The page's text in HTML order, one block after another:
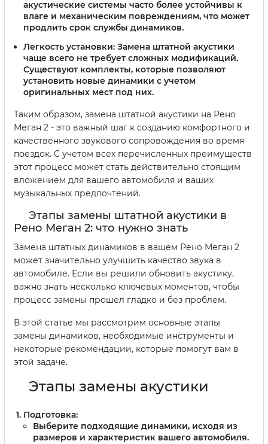
акустические системы часто более устойчивы к
влаге и механическим повреждениям, что может
продлить срок службы динамиков.
Легкость установки: Замена штатной акустики
чаще всего не требует сложных модификаций.
Существуют комплекты, которые позволяют
установить новые динамики с учетом
оригинальных мест под них.
Таким образом, замена штатной акустики на Рено
Меган 2 - это важный шаг к созданию комфортного и
качественного звукового сопровождения во время
поездок. С учетом всех перечисленных преимуществ
этот процесс может стать действительно стоящим
вложением для вашего автомобиля и ваших
музыкальных предпочтений.
Этапы замены штатной акустики в
Рено Меган 2: что нужно знать
Замена штатных динамиков в вашем Рено Меган 2
может значительно улучшить качество звука в
автомобиле. Если вы решили обновить акустику,
важно знать несколько ключевых моментов, чтобы
процесс замены прошел гладко и без проблем.
В этой статье мы рассмотрим основные этапы
замены динамиков, необходимые инструменты и
некоторые рекомендации, которые помогут вам в
этой задаче.
Этапы замены акустики
Подготовка:
Выберите подходящие динамики, исходя из
размеров и характеристик вашего автомобиля.